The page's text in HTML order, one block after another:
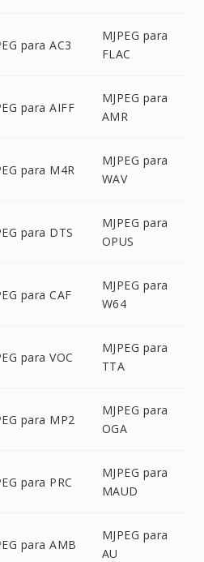
para AC3
MJPEG para
FLAC
para AIFF
MJPEG para
AMR
para M4R
MJPEG para
WAV
para DTS
MJPEG para
OPUS
para CAF
MJPEG para
W64
para VOC
MJPEG para
TTA
para MP2
MJPEG para
OGA
para PRC
MJPEG para
MAUD
para AMB
MJPEG para
AU